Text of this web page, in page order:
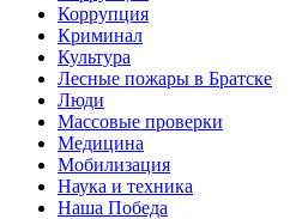
Коррупция
Криминал
Культура
Лесные пожары в Братске
Люди
Массовые проверки
Медицина
Мобилизация
Наука и техника
Наша Победа